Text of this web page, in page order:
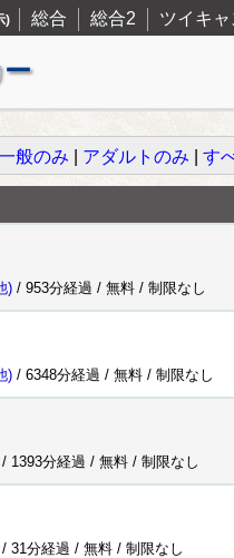
) 総合 総合2 ツイキャ
般のみ アダルトのみ す
) / 953分経過 / 無料 / 制限なし
) / 6348分経過 / 無料 / 制限なし
/ 1393分経過 / 無料 / 制限なし
/ 31分経過 / 無料 / 制限なし